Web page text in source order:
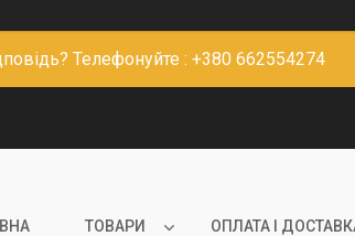
Телефонуйте : +380 662554274
ТОВАРИ ОПЛАТА І